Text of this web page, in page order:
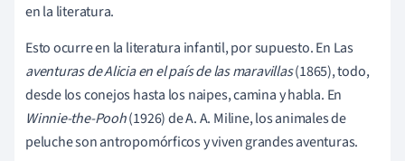
en la literatura.
Esto ocurre en la literatura infantil, por supuesto. En Las
aventuras de Alicia en el país de las maravillas(1865), todo,
desde los conejos hasta los naipes, camina y habla. En
Winnie-the-Pooh(1926) de A. A. Miline, los animales de
peluche son antropomórficos y viven grandes aventuras.